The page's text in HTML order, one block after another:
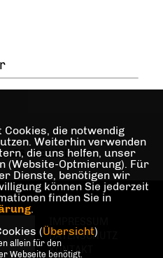
,GESUNDHEIT
DATENSCHUTZ
KONTAKT
die notwendig
Weiterhin verwenden
die uns helfen, unser
(Website-Optmierung). Für
Dienste, benötigen wir
können Sie jederzeit
finden Sie in
.
(Übersicht)
allein für den
Webseite benötigt.